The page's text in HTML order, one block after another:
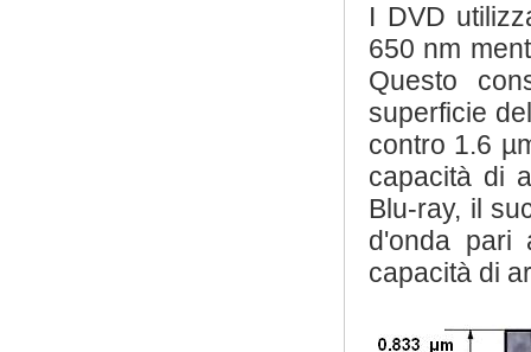
I DVD
650 nm
Questo
superficie
contro 1.6
capacità di
Blu-ray, il
d'onda
capacità di